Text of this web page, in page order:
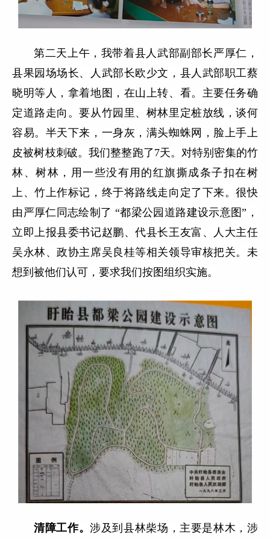
第二天上午，我带着县人武部副部长严厚仁，
县果园场场长、人武部长欧少文，县人武部职工蔡
晓明等人，拿着地图，在山上转、看。主要任务确
定道路走向。要从竹园里、树林里定桩放线，谈何
容易。半天下来，一身灰，满头蜘蛛网，脸上手上
皮被树枝刺破。我们整整跑了7天。对特别密集的竹
林、树林，用一些没有用的红旗撕成条子扣在树
上、竹上作标记，终于将路线走向定了下来。很快
由严厚仁同志绘制了 “都梁公园道路建设示意图”，
立即上报县委书记赵鹏、代县长王友富、人大主任
吴永林、政协主席吴良桂等相关领导审核把关。未
想到被他们认可，要求我们按图组织实施。
清障工作。涉及到县林柴场，主要是林木，涉